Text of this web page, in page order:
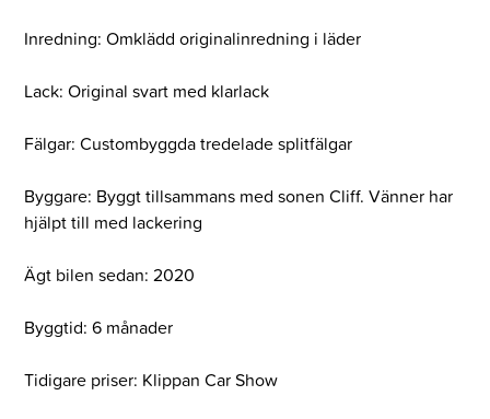
Inredning: Omklädd originalinredning i läder
Lack: Original svart med klarlack
Fälgar: Custombyggda tredelade splitfälgar
Byggare: Byggt tillsammans med sonen Cliff. Vänner har
hjälpt till med lackering
Ägt bilen sedan: 2020
Byggtid: 6 månader
Tidigare priser: Klippan Car Show